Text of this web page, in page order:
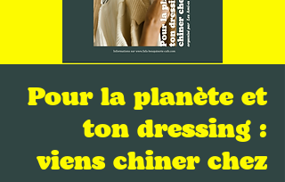
Pour la planète et
ton dressing :
viens chiner chez